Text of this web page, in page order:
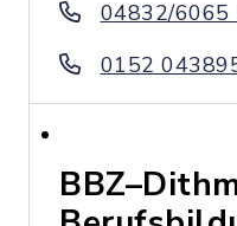
04832/6065
0152